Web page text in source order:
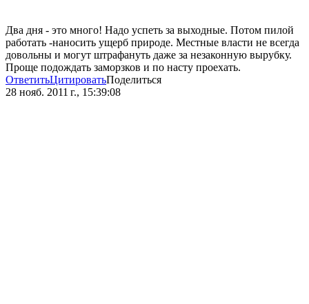
Два дня - это много! Надо успеть за выходные. Потом пилой
работать -наносить ущерб природе. Местные власти не всегда
довольны и могут штрафануть даже за незаконную вырубку.
Проще подождать заморзков и по насту проехать.
ОтветитьЦитироватьПоделиться
28 нояб. 2011 г., 15:39:08